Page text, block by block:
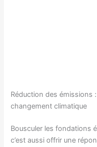
Réduction des émissions
changement climatique
Bousculer les fondations
c’est aussi offrir une